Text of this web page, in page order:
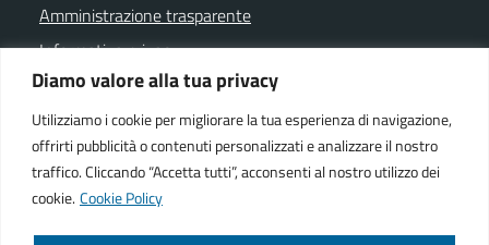
Diamo valore alla tua privacy
Utilizziamo i cookie per migliorare la tua esperienza di navigazione,
offrirti pubblicità o contenuti personalizzati e analizzare il nostro
traffico. Cliccando “Accetta tutti”, acconsenti al nostro utilizzo dei
cookie. Cookie Policy
Amministrazione trasparente
Informativa privacy
Note legali
Dichiarazione di accessibilità
Cookie policy